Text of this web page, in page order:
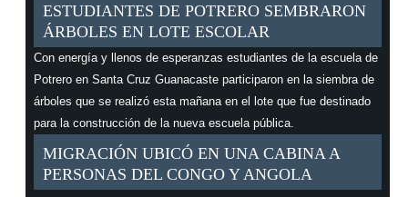
ESTUDIANTES DE POTRERO SEMBRARON
ÁRBOLES EN LOTE ESCOLAR
Con energía y llenos de esperanzas estudiantes de la escuela de
Potrero en Santa Cruz Guanacaste participaron en la siembra de
árboles que se realizó esta mañana en el lote que fue destinado
para la construcción de la nueva escuela pública.
MIGRACIÓN UBICÓ EN UNA CABINA A
PERSONAS DEL CONGO Y ANGOLA